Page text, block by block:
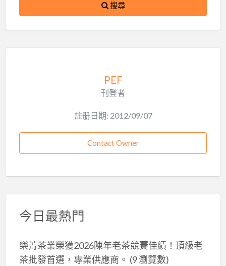
搜尋
PEF
刊登者
註册日期: 2012/09/07
Contact Owner
今日最熱門
樂菁茶業榮獲2026陳年老茶競賽佳績！頂級老
茶批發首選，專業供應商。 (9 瀏覽數)